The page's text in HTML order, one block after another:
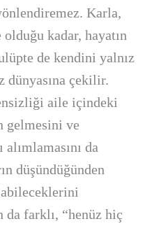
Karla,
kadar, hayatın
de kendini yalnız
dünyasına çekilir.
aile içindeki
gelmesini ve
alımlamasını da
düşündüğünden
farklı, “henüz hiç